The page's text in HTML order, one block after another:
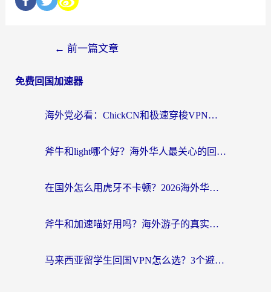
← 前一篇文章
免费回国加速器
海外党必看：ChickCN和极速穿梭VPN好用吗？3招教你选对回国加速器无缝刷国内资源
斧牛和light哪个好？海外华人最关心的回国加速器选择难题，一篇讲透
在国外怎么用虎牙不卡顿？2026海外华人亲测有效的回国加速器选择指南
斧牛和加速喵好用吗？海外游子的真实选择困境
马来西亚留学生回国VPN怎么选？3个避坑点+1款实测好用的加速器推荐